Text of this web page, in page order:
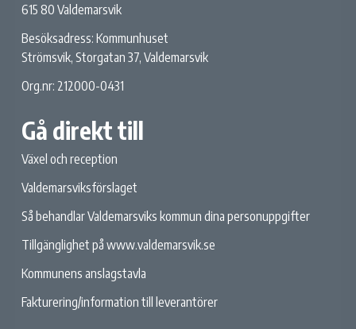
615 80 Valdemarsvik
Besöksadress: Kommunhuset
Strömsvik, Storgatan 37, Valdemarsvik
Org.nr: 212000-0431
Gå direkt till
Växel och reception
Valdemarsviksförslaget
Så behandlar Valdemarsviks kommun dina personuppgifter
Tillgänglighet på www.valdemarsvik.se
Kommunens anslagstavla
Fakturering/information till leverantörer